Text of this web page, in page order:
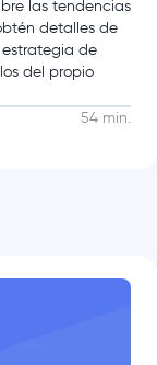
las tendencias
detalles de
estrategia de
del propio
54 min.